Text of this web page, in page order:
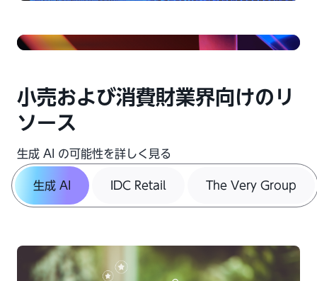
小売および消費財業界向けのリ
ソース
生成 AI の可能性を詳しく見る
生成 AI IDC Retail The Very Group